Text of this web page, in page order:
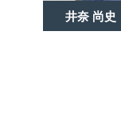
井奈 尚史